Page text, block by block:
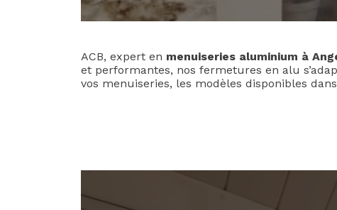
ACB, expert en menuiseries aluminium à
et performantes, nos fermetures en alu
vos menuiseries, les modèles disponibles